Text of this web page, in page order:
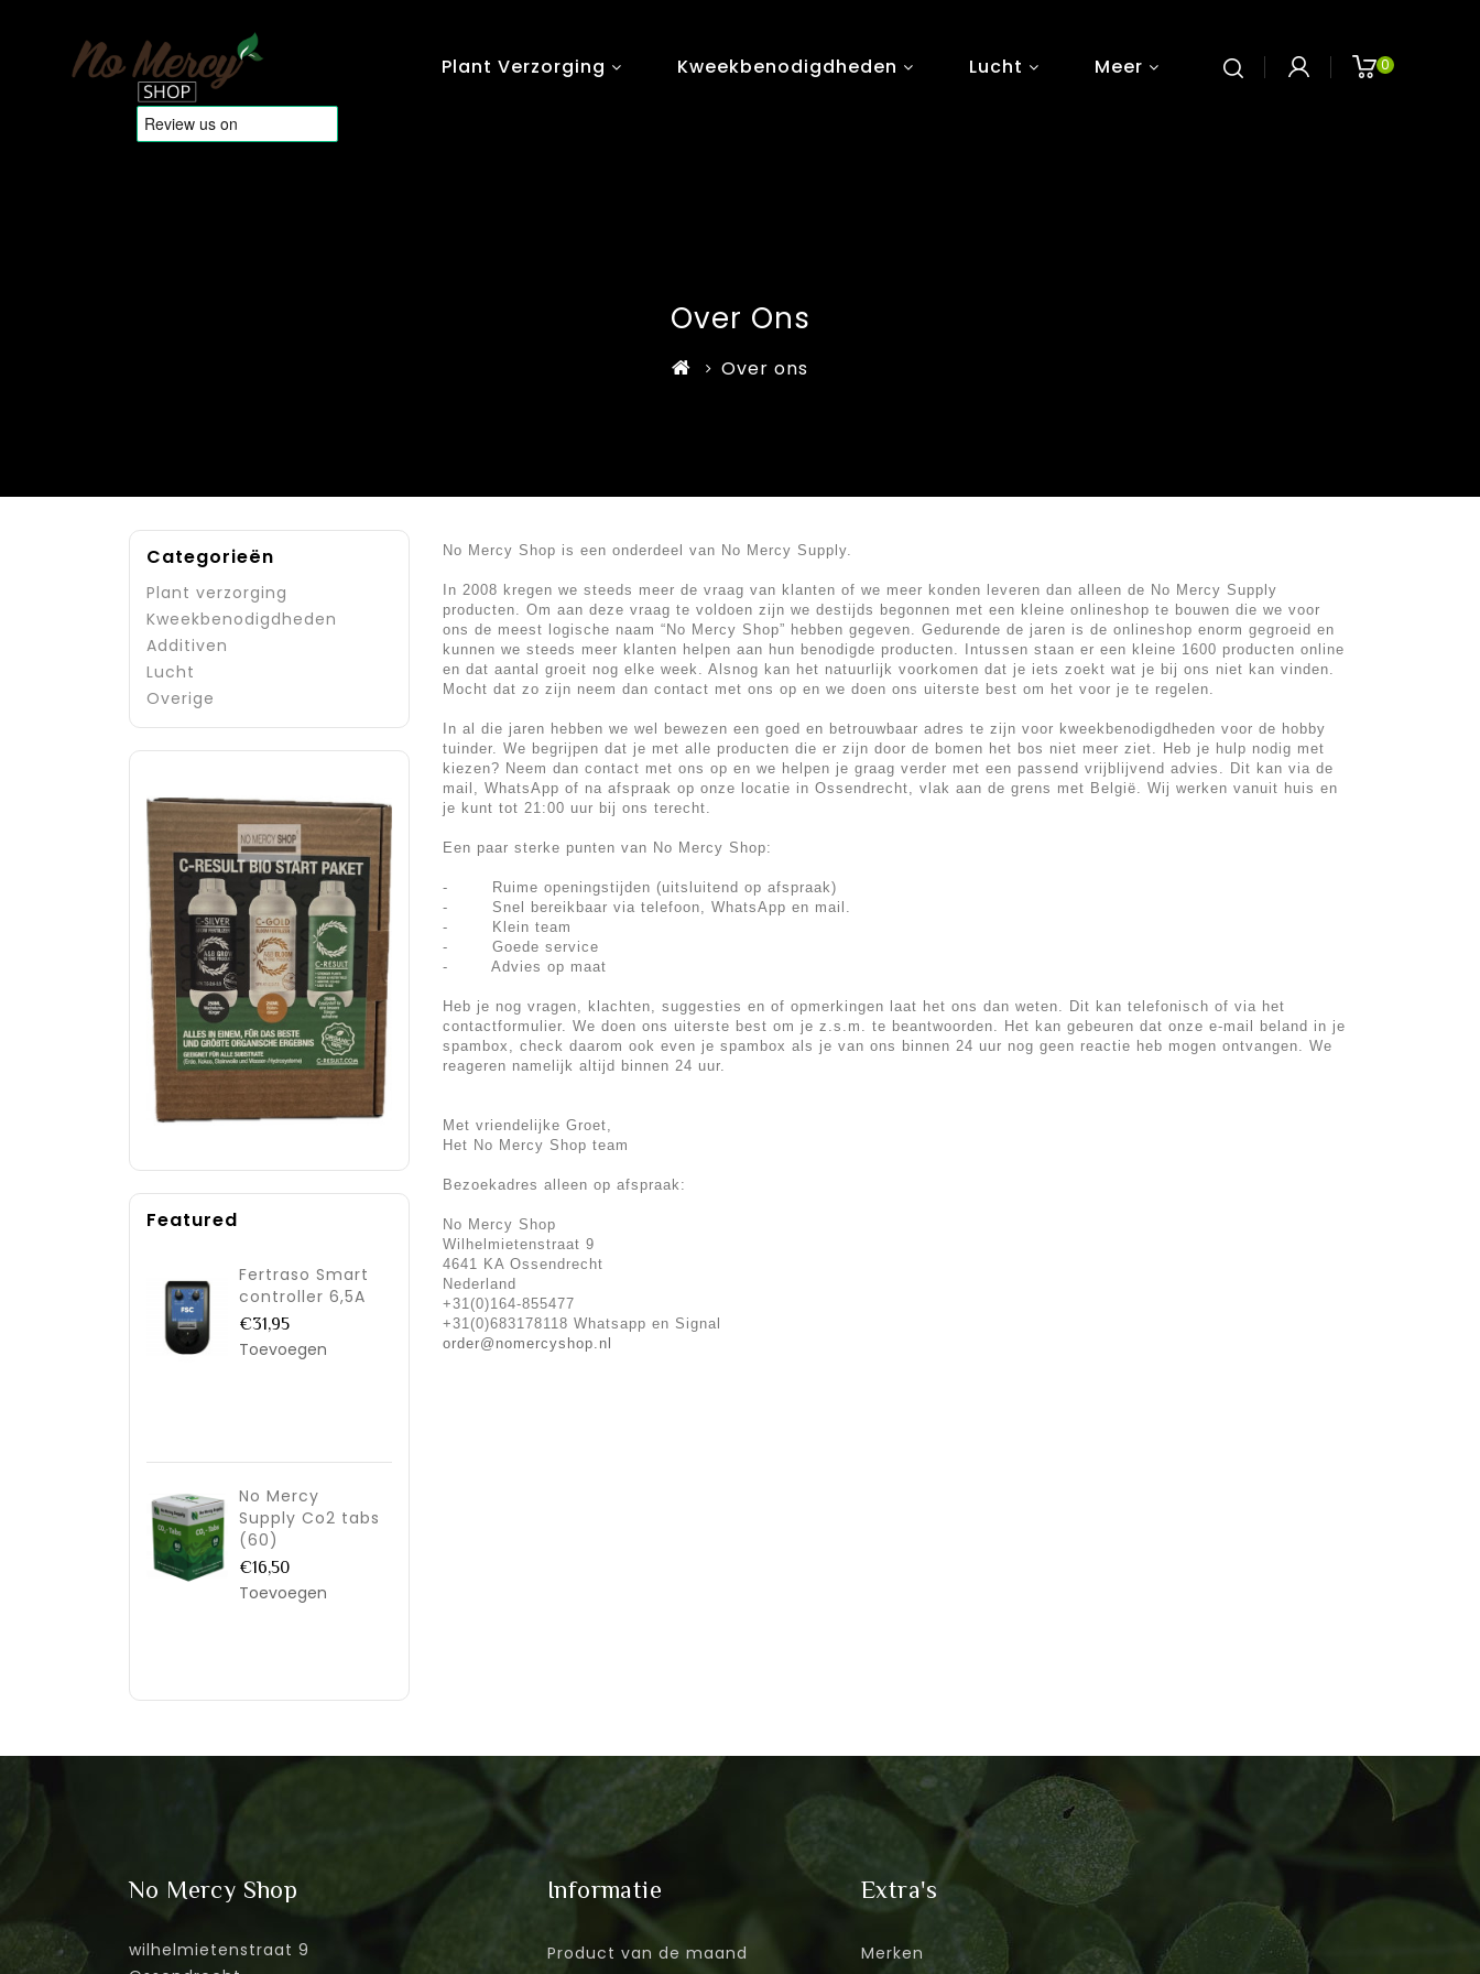
0
Plant Verzorging Kweekbenodigdheden Lucht Meer
Over Ons
Over ons
Categorieën
Plant verzorging
Kweekbenodigdheden
Additiven
Lucht
Overige
Featured
Fertraso Smart
controller 6,5A
€31,95
Toevoegen
No Mercy
Supply Co2 tabs
(60)
€16,50
Toevoegen
No Mercy Shop is een onderdeel van No Mercy Supply.
In 2008 kregen we steeds meer de vraag van klanten of we meer konden leveren dan alleen de No Mercy Supply
producten. Om aan deze vraag te voldoen zijn we destijds begonnen met een kleine onlineshop te bouwen die we voor
ons de meest logische naam “No Mercy Shop” hebben gegeven. Gedurende de jaren is de onlineshop enorm gegroeid en
kunnen we steeds meer klanten helpen aan hun benodigde producten. Intussen staan er een kleine 1600 producten online
en dat aantal groeit nog elke week. Alsnog kan het natuurlijk voorkomen dat je iets zoekt wat je bij ons niet kan vinden.
Mocht dat zo zijn neem dan contact met ons op en we doen ons uiterste best om het voor je te regelen.
In al die jaren hebben we wel bewezen een goed en betrouwbaar adres te zijn voor kweekbenodigdheden voor de hobby
tuinder. We begrijpen dat je met alle producten die er zijn door de bomen het bos niet meer ziet. Heb je hulp nodig met
kiezen? Neem dan contact met ons op en we helpen je graag verder met een passend vrijblijvend advies. Dit kan via de
mail, WhatsApp of na afspraak op onze locatie in Ossendrecht, vlak aan de grens met België. Wij werken vanuit huis en
je kunt tot 21:00 uur bij ons terecht.
Een paar sterke punten van No Mercy Shop:
-
Ruime openingstijden (uitsluitend op afspraak)
-
Snel bereikbaar via telefoon, WhatsApp en mail.
-
Klein team
-
Goede service
-
Advies op maat
Heb je nog vragen, klachten, suggesties en of opmerkingen laat het ons dan weten. Dit kan telefonisch of via het
contactformulier. We doen ons uiterste best om je z.s.m. te beantwoorden. Het kan gebeuren dat onze e-mail beland in je
spambox, check daarom ook even je spambox als je van ons binnen 24 uur nog geen reactie heb mogen ontvangen. We
reageren namelijk altijd binnen 24 uur.
Met vriendelijke Groet,
Het No Mercy Shop team
Bezoekadres alleen op afspraak:
No Mercy Shop
Wilhelmietenstraat 9
4641 KA Ossendrecht
Nederland
+31(0)164-855477
+31(0)683178118 Whatsapp en Signal
order@nomercyshop.nl
No Mercy Shop
wilhelmietenstraat 9
Informatie
Product van de maand
Extra's
Merken